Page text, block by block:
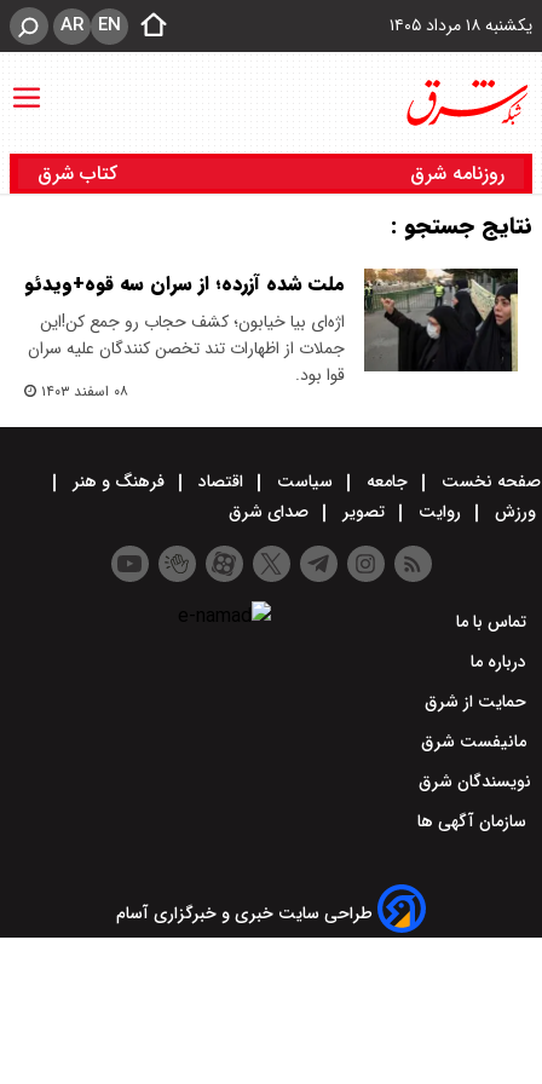
یکشنبه ۱۸ مرداد ۱۴۰۵ EN
AR
روزنامه شرق کتاب شرق
نتایج جستجو :
ملت شده آزرده؛ از سران سه قوه+ویدئو
اژه‌ای بیا خیابون؛ کشف حجاب رو جمع کن!این
جملات از اظهارات تند تخصن کنندگان علیه سران
قوا بود.
۰۸ اسفند ۱۴۰۳
صفحه نخست جامعه سیاست اقتصاد
فرهنگ و هنر
ورزش
روایت تصویر صدای شرق
تماس با ما
درباره ما
حمایت از شرق
مانیفست شرق
نویسندگان شرق
سازمان آگهی ها
طراحی سایت خبری و خبرگزاری آسام